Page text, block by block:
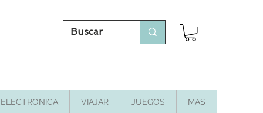
ELECTRONICA VIAJAR JUEGOS MAS